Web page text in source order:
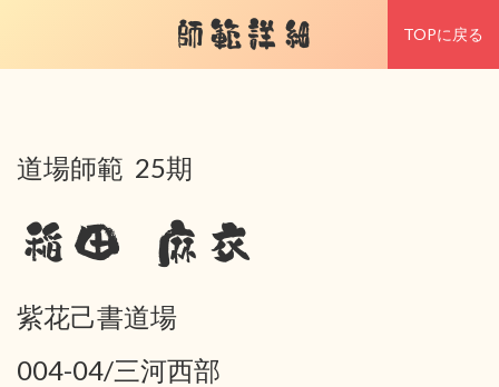
師範詳細 TOPに戻る
道場師範 25期
稲田 麻衣
紫花己書道場
004-04/三河西部